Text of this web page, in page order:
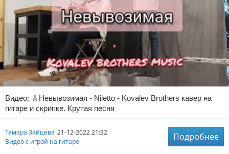
Видео: 🎸Невывозимая - Niletto - Kovalev Brothers кавер на
гитаре и скрипке. Крутая песня
Тамара Зайцева 21-12-2022 21:32
Видео с игрой на гитаре
Подробнее